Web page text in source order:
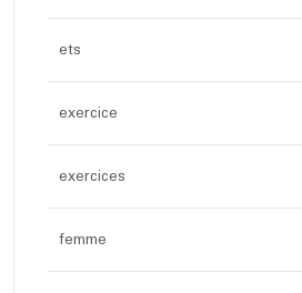
ets
exercice
exercices
femme